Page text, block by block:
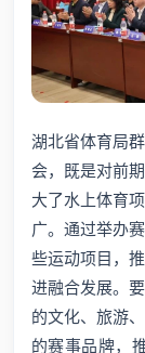
湖北省体育局
会，既是对前
大了水上体育
广。通过举办
些运动项目，
进融合发展。
的文化、旅游
的赛事品牌，